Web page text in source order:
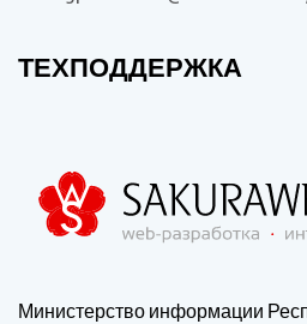
ТЕХПОДДЕРЖКА
Министерство информации